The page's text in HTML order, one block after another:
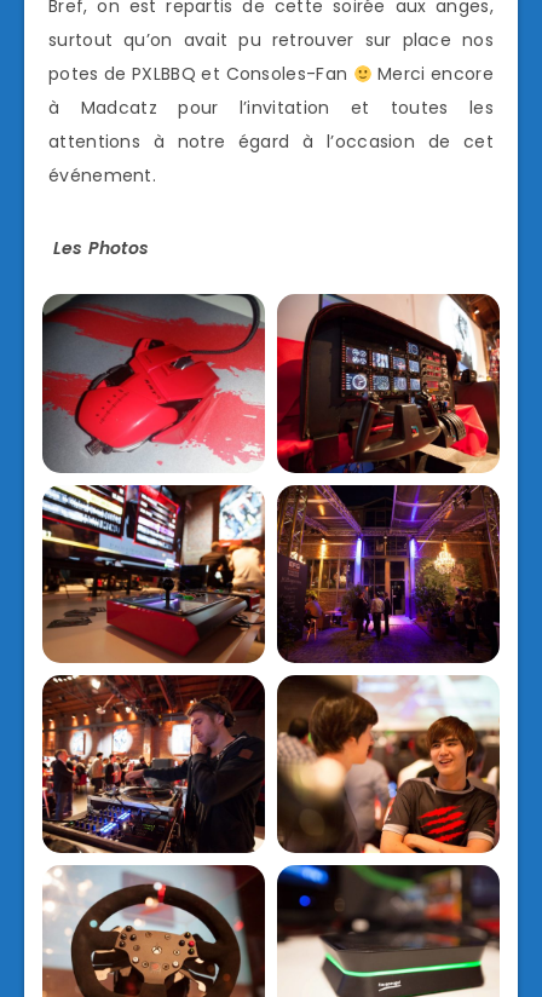
Bref, on est repartis de cette soirée aux anges,
surtout qu’on avait pu retrouver sur place nos
potes de PXLBBQ et Consoles-Fan
Merci encore
à Madcatz pour l’invitation et toutes les
attentions à notre égard à l’occasion de cet
événement.
Les Photos